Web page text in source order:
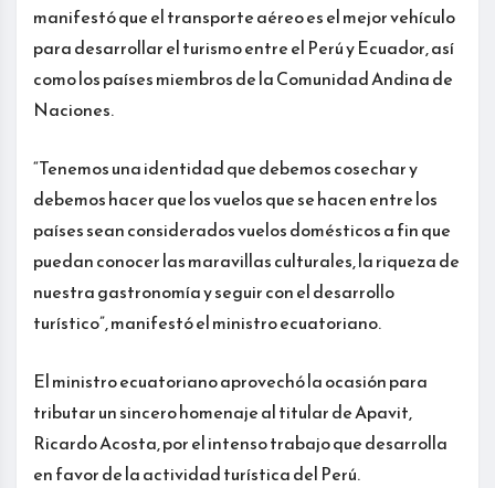
manifestó que el transporte aéreo es el mejor vehículo
para desarrollar el turismo entre el Perú y Ecuador, así
como los países miembros de la Comunidad Andina de
Naciones.
“Tenemos una identidad que debemos cosechar y
debemos hacer que los vuelos que se hacen entre los
países sean considerados vuelos domésticos a fin que
puedan conocer las maravillas culturales, la riqueza de
nuestra gastronomía y seguir con el desarrollo
turístico”, manifestó el ministro ecuatoriano.
El ministro ecuatoriano aprovechó la ocasión para
tributar un sincero homenaje al titular de Apavit,
Ricardo Acosta, por el intenso trabajo que desarrolla
en favor de la actividad turística del Perú.